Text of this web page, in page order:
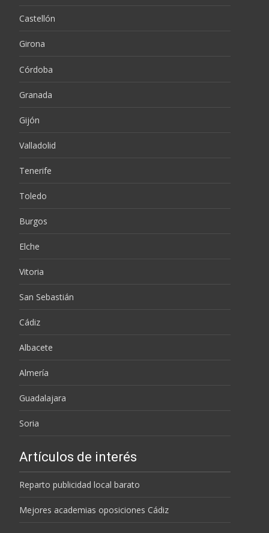
Castellón
Girona
Córdoba
Granada
Gijón
Valladolid
Tenerife
Toledo
Burgos
Elche
Vitoria
San Sebastián
Cádiz
Albacete
Almería
Guadalajara
Soria
Artículos de interés
Reparto publicidad local barato
Mejores academias oposiciones Cádiz